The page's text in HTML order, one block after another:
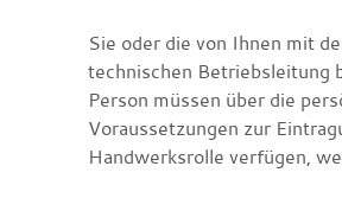
Sie oder die von Ihnen mit
technischen Betriebsleitung
Person müssen über die
Voraussetzungen zur
Handwerksrolle verfügen,